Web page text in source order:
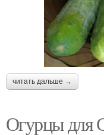
читать дальше →
Огурцы для